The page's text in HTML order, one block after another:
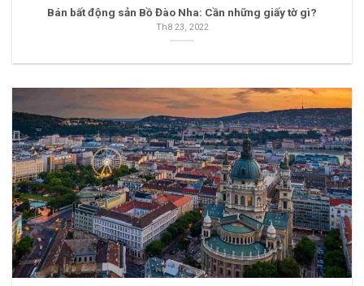
Bán bất động sản Bồ Đào Nha: Cần những giấy tờ gì?
Th8 23, 2022